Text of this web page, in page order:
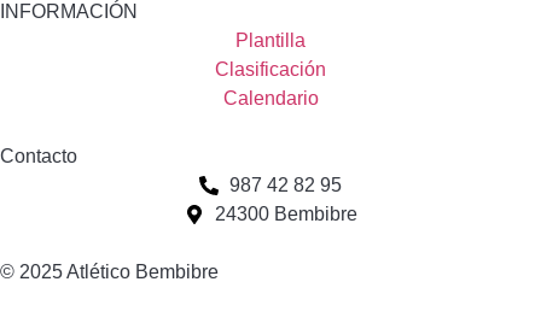
INFORMACIÓN
Plantilla
Clasificación
Calendario
Contacto
987 42 82 95
24300 Bembibre
© 2025 Atlético Bembibre